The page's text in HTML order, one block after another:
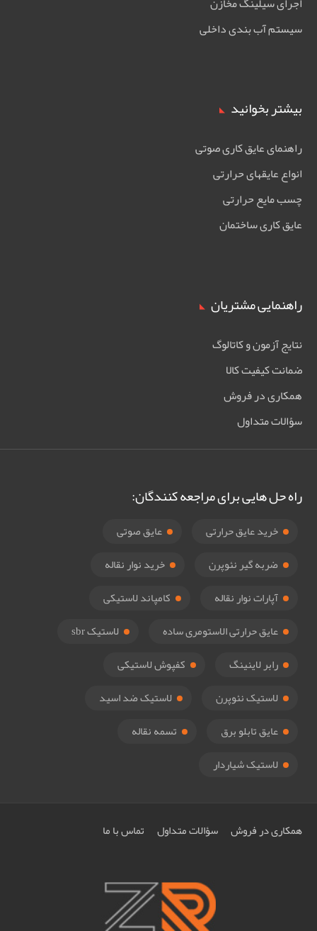
سیستم آب بندی داخلی
بیشتر بخوانید
راهنمای عایق کاری صوتی
انواع عایقهای حرارتی
چسب مایع حرارتی
عایق کاری ساختمان
راهنمایی مشتریان
نتایج آزمون و کاتالوگ
ضمانت کیفیت کالا
همکاری در فروش
سؤالات متداول
راه حل هایی برای مراجعه کنندگان:
خرید عایق حرارتی
عایق صوتی
ضربه گیر نئوپرن
خرید نوار نقاله
آپارات نوار نقاله
کامپاند لاستیکی
عایق حرارتی الاستومری ساده
لاستیک sbr
رابر لاینینگ
کفپوش لاستیکی
لاستیک نئوپرن
لاستیک ضد اسید
عایق تابلو برق
تسمه نقاله
لاستیک شیاردار
همکاری در فروش سؤالات متداول تماس با ما